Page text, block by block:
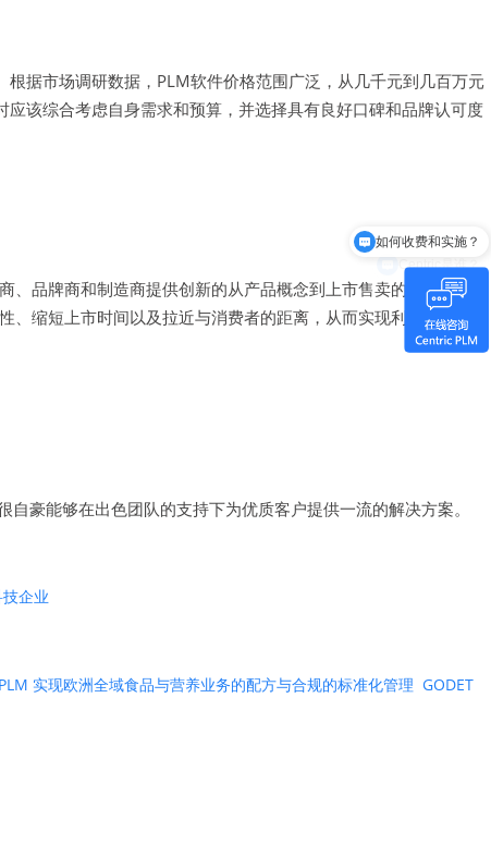
据市场调研数据，PLM软件价格范围广泛，从几千元到几百万元
该综合考虑自身需求和预算，并选择具有良好口碑和品牌认可度
品牌商和制造商提供创新的从产品概念到上市售卖的数字化管理
缩短上市时间以及拉近与消费者的距离，从而实现利润最大化。
豪能够在出色团队的支持下为优质客户提供一流的解决方案。
企业
实现欧洲全域食品与营养业务的配方与合规的标准化管理 GODET
Centric是谁？